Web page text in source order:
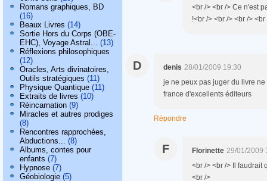
Romans graphiques, BD
(16)
Beaux Livres (14)
Sortie Hors du Corps (OBE-
EHC), Voyage Astral... (13)
Réflexions philosophiques
(12)
Oracles, Arts divinatoires,
Outils stratégiques (11)
Physique Quantique (11)
Extraits de livres (10)
Réincarnation (9)
Miracles et autres prodiges
(8)
Rencontres rapprochées,
Abductions... (8)
Albums, contes pour
enfants (7)
Hypnose (7)
Géobiologie (5)
<br /> <br /> Ce n'est
!<br /> <br /> <br /> <br
D denis 28/01/2009 19:30
je ne peux pas juger du livre
france d'excellents éditeurs
Répondre
F Florinette 29/01/2009
<br /> <br /> Il faudrait
<br />